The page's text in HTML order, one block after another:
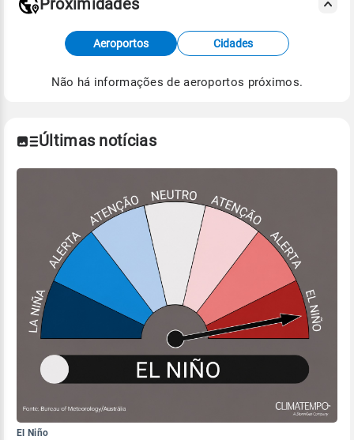
Fonte: dados combinados de estações
meteorológicas e satélite do Centro de Previsão
de Tempo e Estudos Climáticos (CPTEC).
Proximidades
Aeroportos Cidades
Não há informações de aeroportos próximos.
Últimas notícias
El Niño